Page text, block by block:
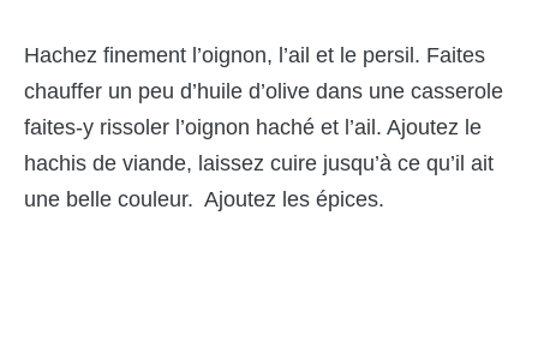
Hachez finement l’oignon, l’ail et le persil. Faites
chauffer un peu d’huile d’olive dans une casserole
faites-y rissoler l’oignon haché et l’ail. Ajoutez le
hachis de viande, laissez cuire jusqu’à ce qu’il ait
une belle couleur. Ajoutez les épices.